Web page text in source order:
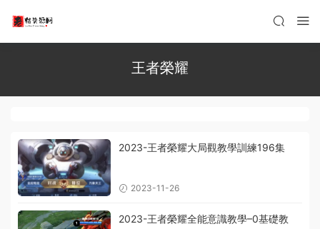
王者榮耀
2023-王者榮耀大局觀教學訓練196集
2023-11-26
2023-王者榮耀全能意識教學–0基礎教